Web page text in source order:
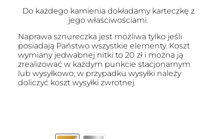
Do każdego kamienia dokładamy karteczkę z
jego właściwościami.
Naprawa sznureczka jest możliwa tylko jeśli
posiadają Państwo wszystkie elementy. Koszt
wymiany jedwabnej nitki to 20 zł i można ją
zrealizować w każdym punkcie stacjonarnym
lub wysyłkowo, w przypadku wysyłki należy
doliczyć koszt wysyłki zwrotnej.